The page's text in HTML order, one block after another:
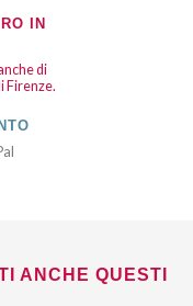
IN
di
Firenze.
ANCHE QUESTI